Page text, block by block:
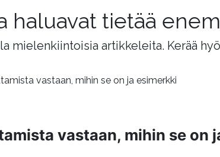
haluavat tietää
mielenkiintoisia artikkeleita. Kerää
vastaan, mihin se on ja esimerkki
vastaan, mihin se on